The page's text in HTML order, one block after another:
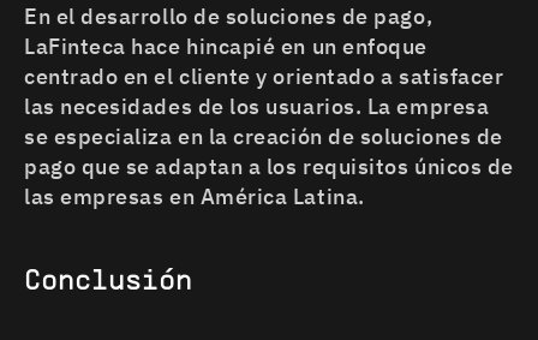
En el desarrollo de soluciones de pago,
LaFinteca hace hincapié en un enfoque
centrado en el cliente y orientado a satisfacer
las necesidades de los usuarios. La empresa
se especializa en la creación de soluciones de
pago que se adaptan a los requisitos únicos de
las empresas en América Latina.
Conclusión